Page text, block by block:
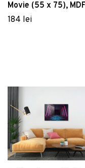
Movie (55 x 75),
Polistiren, Multicolor
184 lei